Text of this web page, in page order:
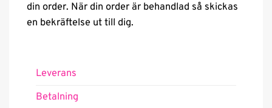
Leverans
Betalning
din order. När din order är behandlad så skickas
en bekräftelse ut till dig.